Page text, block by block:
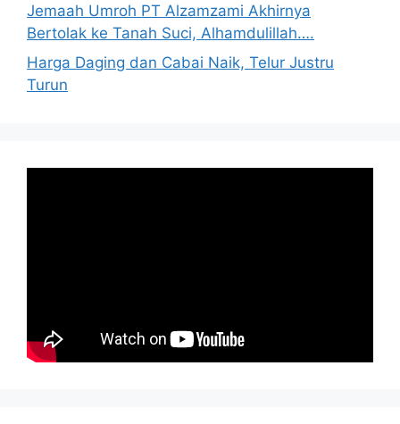
Jemaah Umroh PT Alzamzami Akhirnya
Bertolak ke Tanah Suci, Alhamdulillah….
Harga Daging dan Cabai Naik, Telur Justru
Turun